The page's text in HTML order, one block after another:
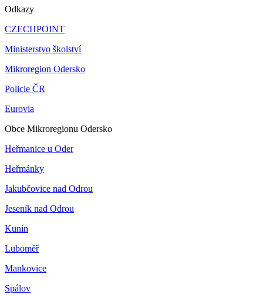
Odkazy
CZECHPOINT
Ministerstvo školství
Mikroregion Odersko
Policie ČR
Eurovia
Obce Mikroregionu Odersko
Heřmanice u Oder
Heřmánky
Jakubčovice nad Odrou
Jeseník nad Odrou
Kunín
Luboměř
Mankovice
Spálov